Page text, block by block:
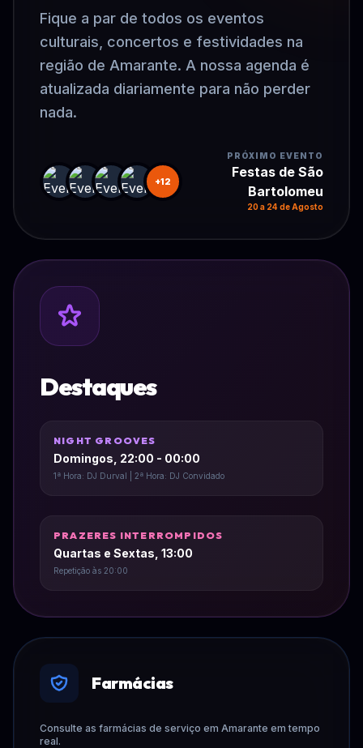
Fique a par de todos os eventos
culturais, concertos e festividades na
região de Amarante. A nossa agenda é
atualizada diariamente para não perder
nada.
+12
PRÓXIMO EVENTO
Festas de São
Bartolomeu
20 a 24 de Agosto
Destaques
NIGHT GROOVES
Domingos, 22:00 - 00:00
1ª Hora: DJ Durval | 2ª Hora: DJ Convidado
PRAZERES INTERROMPIDOS
Quartas e Sextas, 13:00
Repetição às 20:00
Farmácias
Consulte as farmácias de serviço em Amarante em tempo
real.